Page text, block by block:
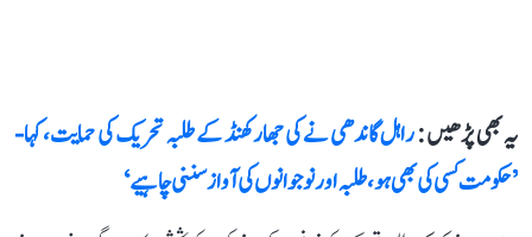
یہ بھی پڑھیں :راہل گاندھی نے کی جھارکھنڈ کے طلبہ تحریک کی حمایت، کہا-
’حکومت کسی کی بھی ہو، طلبہ اور نوجوانوں کی آواز سننی چاہیے‘